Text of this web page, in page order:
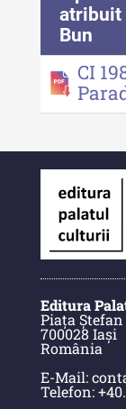
Anuarul
Moldovei
Indexul
Buletinul
Tehnicii
atribuit
Bun
CI
Editura
Piața
700028 Iași
România
E-Mail:
Telefon: